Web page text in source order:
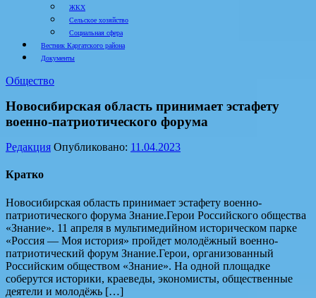
ЖКХ
Сельское хозяйство
Социальная сфера
Вестник Каргатского района
Документы
Общество
Новосибирская область принимает эстафету
военно-патриотического форума
Редакция Опубликовано: 11.04.2023
Кратко
Новосибирская область принимает эстафету военно-
патриотического форума Знание.Герои Российского общества
«Знание». 11 апреля в мультимедийном историческом парке
«Россия — Моя история» пройдет молодёжный военно-
патриотический форум Знание.Герои, организованный
Российским обществом «Знание». На одной площадке
соберутся историки, краеведы, экономисты, общественные
деятели и молодёжь […]